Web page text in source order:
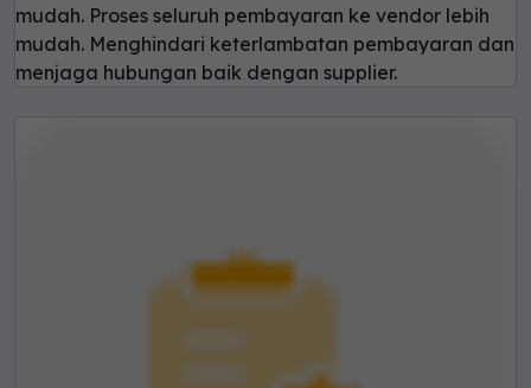
mudah. Proses seluruh pembayaran ke vendor lebih
mudah. Menghindari keterlambatan pembayaran dan
menjaga hubungan baik dengan supplier.